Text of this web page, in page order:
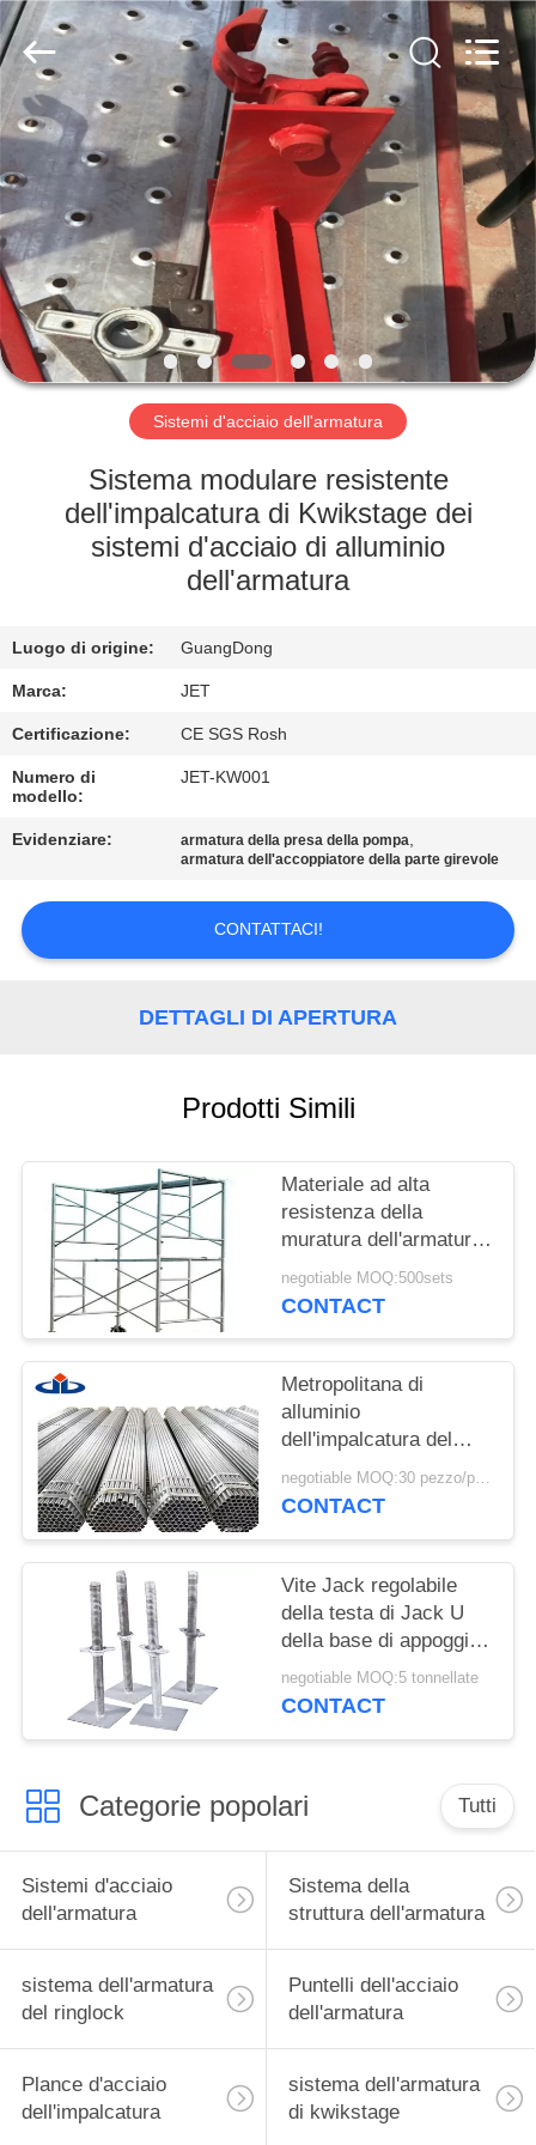
BENVENUTO
PRODOTTI
SU
DI
NOI
DELLA
FABBRICA
CONTROLLO
QUALITÀ
CONTATTACI
RICHIEDA
UNA
CITAZIONE
MAPPA
POLICY
Scaffold
&
Formwork
System
Co.,
Rights
Reserved.
Sistemi d'acciaio dell'armatura
Sistema modulare resistente
dell'impalcatura di Kwikstage dei
sistemi d'acciaio di alluminio
dell'armatura
Luogo di origine: GuangDong
Marca: JET
Certificazione: CE SGS Rosh
Numero di
modello:
JET-KW001
Evidenziare: armatura della presa della pompa,
armatura dell'accoppiatore della parte girevole
CONTATTACI!
DETTAGLI DI APERTURA
Prodotti Simili
Materiale ad alta
resistenza della
muratura dell'armatura
della struttura
dell'acciaio H per
negotiable MOQ:500sets
CONTACT
Metropolitana di
alluminio
dell'impalcatura del
tubo dei sistemi
d'acciaio fluidi
negotiable MOQ:30 pezzo/pezzi
CONTACT
Vite Jack regolabile
della testa di Jack U
della base di appoggio
di Jack della parte
girevole per l'armatura
negotiable MOQ:5 tonnellate
CONTACT
Categorie popolari Tutti
Sistemi d'acciaio
dell'armatura
Sistema della
struttura dell'armatura
sistema dell'armatura
del ringlock
Puntelli dell'acciaio
dell'armatura
Plance d'acciaio
dell'impalcatura
sistema dell'armatura
di kwikstage